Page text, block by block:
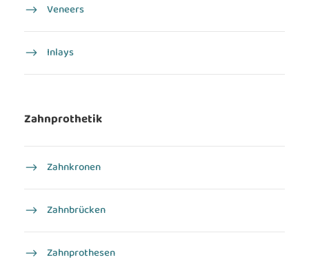
Veneers
Inlays
Zahnprothetik
Zahnkronen
Zahnbrücken
Zahnprothesen